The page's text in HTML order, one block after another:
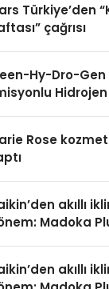
Türkiye’den
çağrısı
Hy-Dro-Gen
Rose
akıllı
Madoka
akıllı